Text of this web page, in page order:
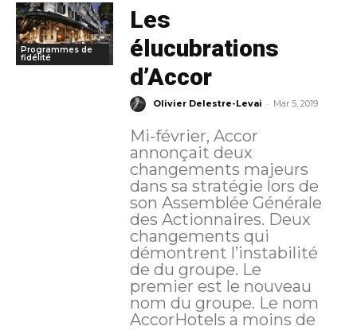
Programmes de
fidélité
Les
élucubrations
d’Accor
Olivier Delestre-Levai - Mar 5, 2019
Mi-février, Accor
annonçait deux
changements majeurs
dans sa stratégie lors de
son Assemblée Générale
des Actionnaires. Deux
changements qui
démontrent l’instabilité
de du groupe. Le
premier est le nouveau
nom du groupe. Le nom
AccorHotels a moins de